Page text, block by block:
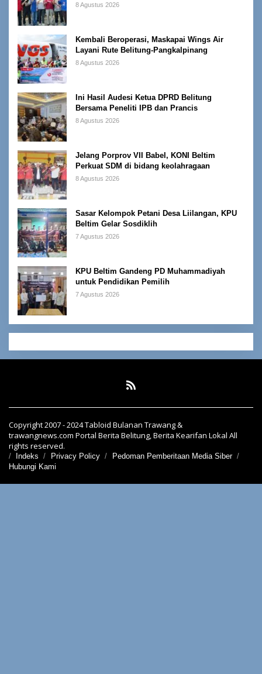
8 Agustus 2026
Kembali Beroperasi, Maskapai Wings Air
Layani Rute Belitung-Pangkalpinang
8 Agustus 2026
Ini Hasil Audesi Ketua DPRD Belitung
Bersama Peneliti IPB dan Prancis
8 Agustus 2026
Jelang Porprov VII Babel, KONI Beltim
Perkuat SDM di bidang keolahragaan
8 Agustus 2026
Sasar Kelompok Petani Desa Liilangan, KPU
Beltim Gelar Sosdiklih
7 Agustus 2026
KPU Beltim Gandeng PD Muhammadiyah
untuk Pendidikan Pemilih
7 Agustus 2026
Copyright 2007 - 2024 Tabloid Bulanan Trawang &
trawangnews.com Portal Berita Belitung, Berita Kearifan Lokal All
rights reserved.
Indeks Privacy Policy
Pedoman Pemberitaan Media Siber
Hubungi Kami